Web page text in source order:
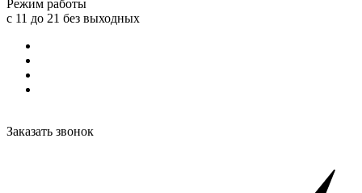
Режим работы
с 11 до 21 без выходных
Заказать звонок